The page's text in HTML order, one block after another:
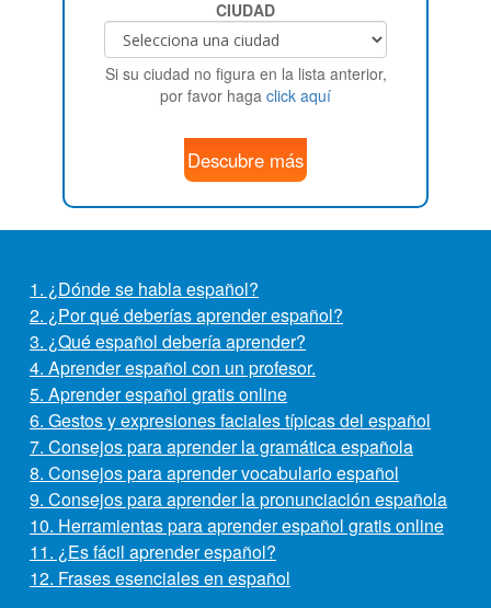
CIUDAD
Si su ciudad no figura en la lista anterior,
por favor haga click aquí
Descubre más
1. ¿Dónde se habla español?
2. ¿Por qué deberías aprender español?
3. ¿Qué español debería aprender?
4. Aprender español con un profesor.
5. Aprender español gratis online
6. Gestos y expresiones faciales típicas del español
7. Consejos para aprender la gramática española
8. Consejos para aprender vocabulario español
9. Consejos para aprender la pronunciación española
10. Herramientas para aprender español gratis online
11. ¿Es fácil aprender español?
12. Frases esenciales en español